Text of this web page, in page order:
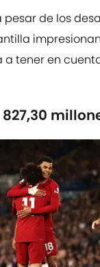
pesar de los
a tener en